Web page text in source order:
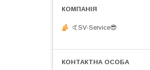
🤙SV-Service😎